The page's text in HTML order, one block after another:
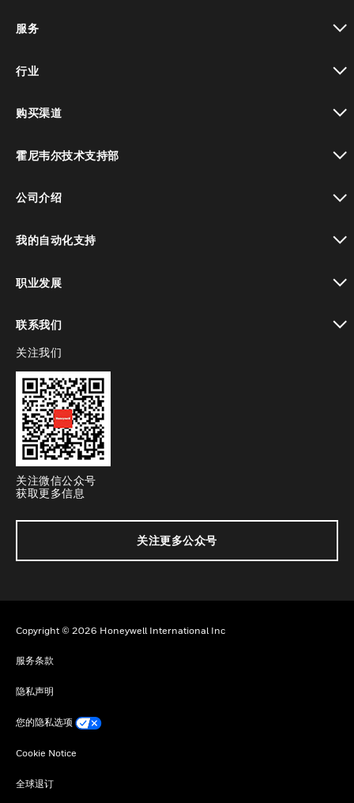
服务
行业
购买渠道
霍尼韦尔技术支持部
公司介绍
我的自动化支持
职业发展
联系我们
toggle view
关注我们
关注微信公众号
获取更多信息
关注更多公众号
Copyright © 2026 Honeywell International Inc
服务条款
隐私声明
您的隐私选项
Cookie Notice
全球退订